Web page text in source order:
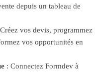
depuis un tableau de
vos devis, programmez
vos opportunités en
: Connectez Formdev à